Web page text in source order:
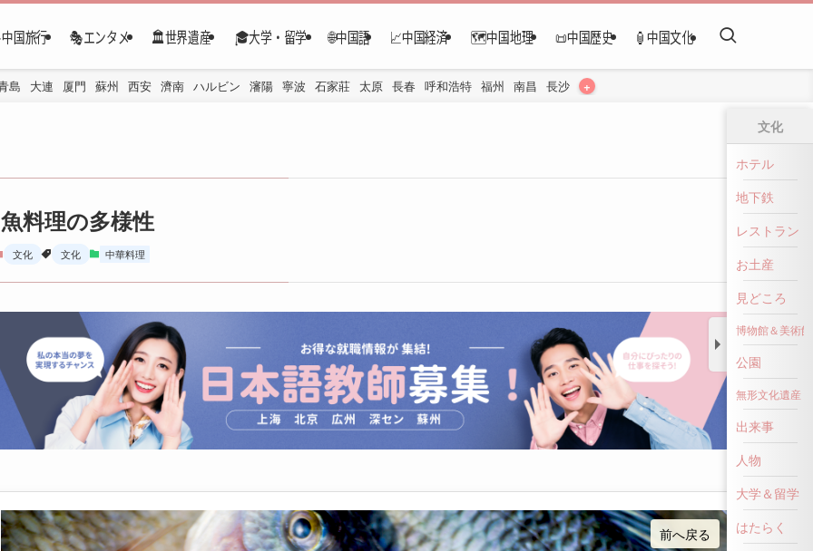
国旅行 🎭エンタメ 🏛️世界遺産 🎓大学・留学 🌐中国語 📈中国経済 🗺️中国地理 📜中国歴史 🏮中国文化
島 大連 厦門 蘇州 西安 濟南 ハルビン 瀋陽 寧波 石家莊 太原 長春 呼和浩特 福州 南昌 長沙 +
料理の多様性
文化 文化 中華料理
文化
ホテル
地下鉄
レストラン
お土産
見どころ
博物館＆美術館
公園
無形文化遺産
出来事
人物
大学＆留学
はたらく